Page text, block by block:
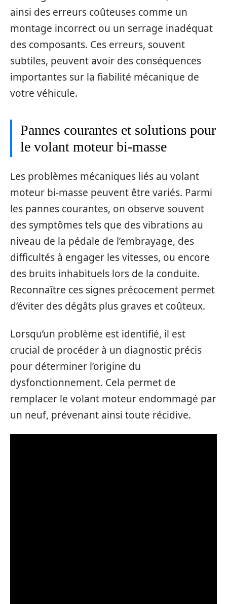
ainsi des erreurs coûteuses comme un
montage incorrect ou un serrage inadéquat
des composants. Ces erreurs, souvent
subtiles, peuvent avoir des conséquences
importantes sur la fiabilité mécanique de
votre véhicule.
Pannes courantes et solutions pour
le volant moteur bi-masse
Les problèmes mécaniques liés au volant
moteur bi-masse peuvent être variés. Parmi
les pannes courantes, on observe souvent
des symptômes tels que des vibrations au
niveau de la pédale de l’embrayage, des
difficultés à engager les vitesses, ou encore
des bruits inhabituels lors de la conduite.
Reconnaître ces signes précocement permet
d’éviter des dégâts plus graves et coûteux.
Lorsqu’un problème est identifié, il est
crucial de procéder à un diagnostic précis
pour déterminer l’origine du
dysfonctionnement. Cela permet de
remplacer le volant moteur endommagé par
un neuf, prévenant ainsi toute récidive.